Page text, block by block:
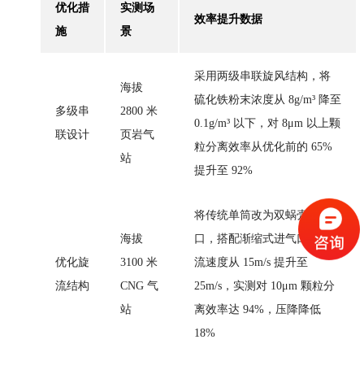
优化措
施
实测场
景
效率提升数据
多级串
联设计
海拔
2800 米
页岩气
站
采用两级串联旋风结构，将
硫化铁粉末浓度从 8g/m³ 降至
0.1g/m³ 以下，对 8μm 以上颗
粒分离效率从优化前的 65%
提升至 92%
优化旋
流结构
海拔
3100 米
CNG 气
站
将传统单筒改为双蜗壳入
口，搭配渐缩式进气口，气
流速度从 15m/s 提升至
25m/s，实测对 10μm 颗粒分
离效率达 94%，压降降低
18%